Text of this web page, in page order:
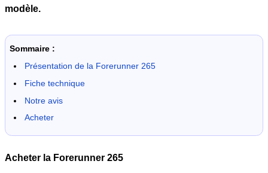
modèle.
Sommaire :
Présentation de la Forerunner 265
Fiche technique
Notre avis
Acheter
Acheter la Forerunner 265